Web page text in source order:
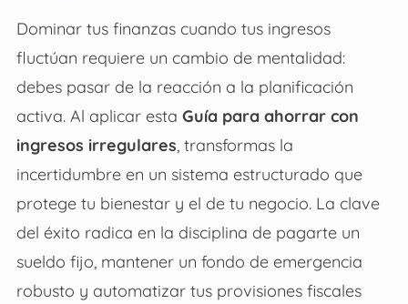
Dominar tus finanzas cuando tus ingresos
fluctúan requiere un cambio de mentalidad:
debes pasar de la reacción a la planificación
activa. Al aplicar esta Guía para ahorrar con
ingresos irregulares , transformas la
incertidumbre en un sistema estructurado que
protege tu bienestar y el de tu negocio. La clave
del éxito radica en la disciplina de pagarte un
sueldo fijo, mantener un fondo de emergencia
robusto y automatizar tus provisiones fiscales